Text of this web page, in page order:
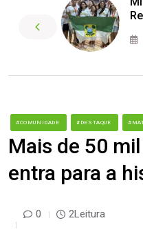
#COMUNIDADE #DESTAQUE
Mais de 50
entra para a
0 2Leitura